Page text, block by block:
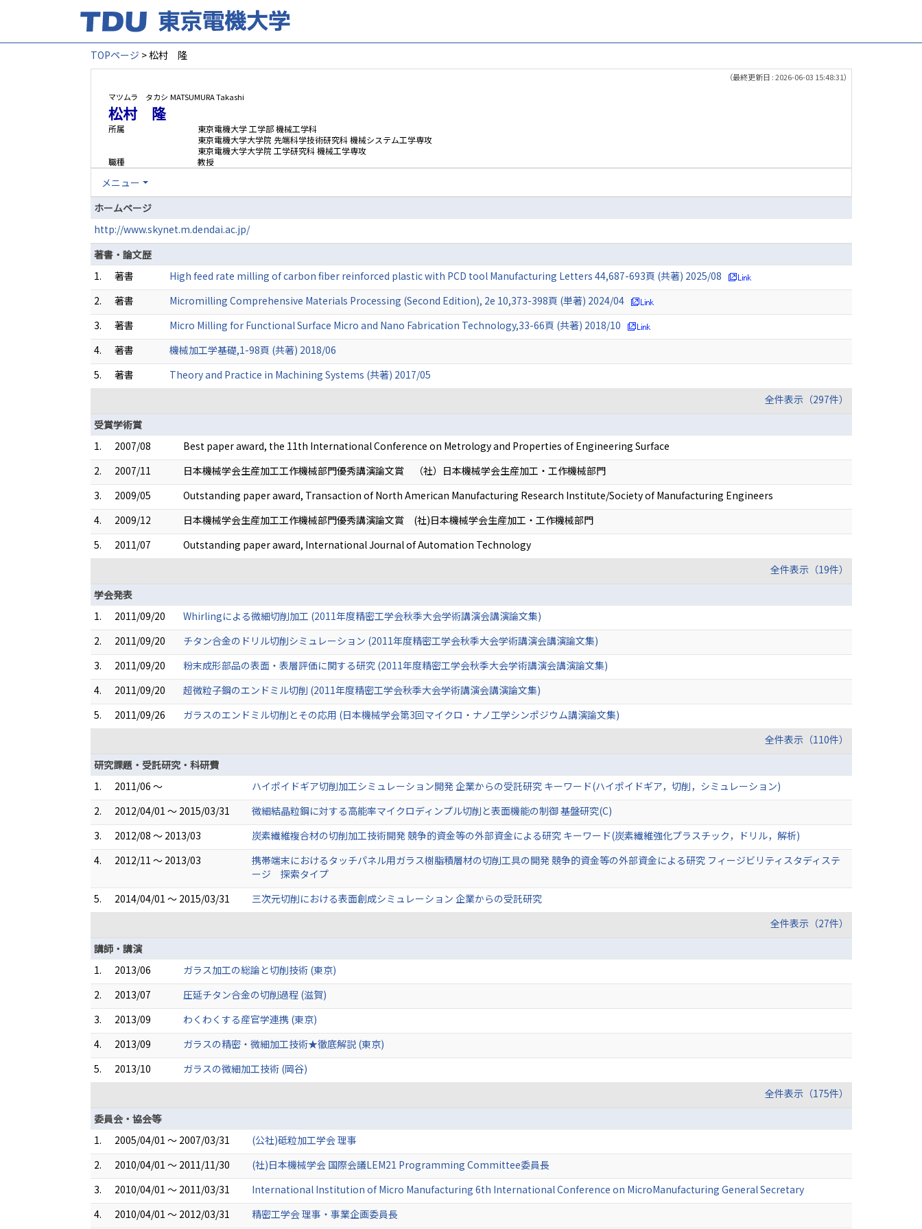
TOPページ > 松村 隆
（最終更新日 : 2026-06-03 15:48:31）
マツムラ タカシ MATSUMURA Takashi
松村 隆
所属
東京電機大学 工学部 機械工学科
東京電機大学大学院 先端科学技術研究科 機械システム工学専攻
東京電機大学大学院 工学研究科 機械工学専攻
職種
教授
メニュー
ホームページ
http://www.skynet.m.dendai.ac.jp/
著書・論文歴
1.
著書
High feed rate milling of carbon fiber reinforced plastic with PCD tool Manufacturing Letters 44,687-693頁 (共著) 2025/08
2.
著書
Micromilling Comprehensive Materials Processing (Second Edition), 2e 10,373-398頁 (単著) 2024/04
3.
著書
Micro Milling for Functional Surface Micro and Nano Fabrication Technology,33-66頁 (共著) 2018/10
4.
著書
機械加工学基礎,1-98頁 (共著) 2018/06
5.
著書
Theory and Practice in Machining Systems (共著) 2017/05
全件表示（297件）
受賞学術賞
1.
2007/08
Best paper award, the 11th International Conference on Metrology and Properties of Engineering Surface
2.
2007/11
日本機械学会生産加工工作機械部門優秀講演論文賞 （社）日本機械学会生産加工・工作機械部門
3.
2009/05
Outstanding paper award, Transaction of North American Manufacturing Research Institute/Society of Manufacturing Engineers
4.
2009/12
日本機械学会生産加工工作機械部門優秀講演論文賞 (社)日本機械学会生産加工・工作機械部門
5.
2011/07
Outstanding paper award, International Journal of Automation Technology
全件表示（19件）
学会発表
1.
2011/09/20
Whirlingによる微細切削加工 (2011年度精密工学会秋季大会学術講演会講演論文集)
2.
2011/09/20
チタン合金のドリル切削シミュレーション (2011年度精密工学会秋季大会学術講演会講演論文集)
3.
2011/09/20
粉末成形部品の表面・表層評価に関する研究 (2011年度精密工学会秋季大会学術講演会講演論文集)
4.
2011/09/20
超微粒子鋼のエンドミル切削 (2011年度精密工学会秋季大会学術講演会講演論文集)
5.
2011/09/26
ガラスのエンドミル切削とその応用 (日本機械学会第3回マイクロ・ナノ工学シンポジウム講演論文集)
全件表示（110件）
研究課題・受託研究・科研費
1.
2011/06 ～
ハイポイドギア切削加工シミュレーション開発 企業からの受託研究 キーワード(ハイポイドギア，切削，シミュレーション)
2.
2012/04/01 ～ 2015/03/31
微細結晶粒鋼に対する高能率マイクロディンプル切削と表面機能の制御 基盤研究(C)
3.
2012/08 ～ 2013/03
炭素繊維複合材の切削加工技術開発 競争的資金等の外部資金による研究 キーワード(炭素繊維強化プラスチック，ドリル，解析)
4.
2012/11 ～ 2013/03
携帯端末におけるタッチパネル用ガラス樹脂積層材の切削工具の開発 競争的資金等の外部資金による研究 フィージビリティスタディステ
ージ 探索タイプ
5.
2014/04/01 ～ 2015/03/31
三次元切削における表面創成シミュレーション 企業からの受託研究
全件表示（27件）
講師・講演
1.
2013/06
ガラス加工の総論と切削技術 (東京)
2.
2013/07
圧延チタン合金の切削過程 (滋賀)
3.
2013/09
わくわくする産官学連携 (東京)
4.
2013/09
ガラスの精密・微細加工技術★徹底解説 (東京)
5.
2013/10
ガラスの微細加工技術 (岡谷)
全件表示（175件）
委員会・協会等
1.
2005/04/01 ～ 2007/03/31
(公社)砥粒加工学会 理事
2.
2010/04/01 ～ 2011/11/30
(社)日本機械学会 国際会議LEM21 Programming Committee委員長
3.
2010/04/01 ～ 2011/03/31
International Institution of Micro Manufacturing 6th International Conference on MicroManufacturing General Secretary
4.
2010/04/01 ～ 2012/03/31 精密工学会 理事・事業企画委員長